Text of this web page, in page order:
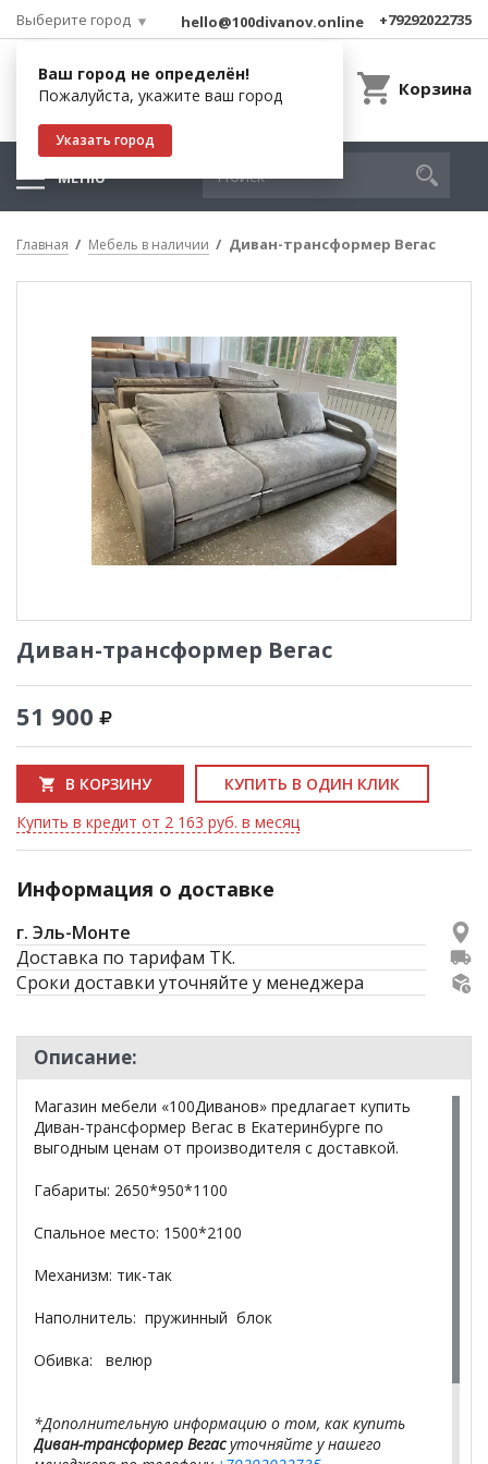
Выберите город
Ваш город не определён!
Пожалуйста, укажите ваш город
Указать город
hello@100divanov.online +79292022735
Корзина
МЕНЮ
Главная Мебель в наличии Диван-трансформер Вегас
Диван-трансформер Вегас
51 900
В КОРЗИНУ
КУПИТЬ В ОДИН КЛИК
Купить в кредит от 2 163 руб. в месяц
Информация о доставке
г. Эль-Монте
Доставка по тарифам ТК.
Сроки доставки уточняйте у менеджера
Описание:
Магазин мебели «100Диванов» предлагает купить
Диван-трансформер Вегас в Екатеринбурге по
выгодным ценам от производителя с доставкой.
Габариты: 2650*950*1100
Спальное место: 1500*2100
Механизм: тик-так
Наполнитель: пружинный блок
Обивка: велюр
*Дополнительную информацию о том, как купить
Диван-трансформер Вегасуточняйте у нашего